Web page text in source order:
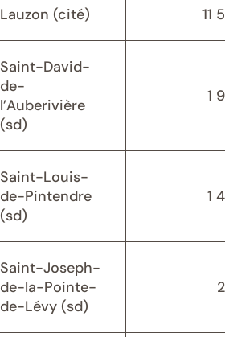
Lauzon (cité) 11
Saint-David-
de-
l’Auberivière
(sd)
1
Saint-Louis-
de-Pintendre
(sd)
1
Saint-Joseph-
de-la-Pointe-
de-Lévy (sd)